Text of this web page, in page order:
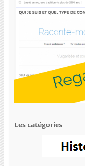
Les catégories